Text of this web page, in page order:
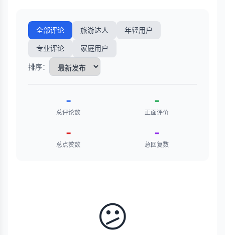
全部评论 旅游达人 年轻用户
专业评论 家庭用户
排序：
-
总评论数
-
正面评价
-
总点赞数
-
总回复数
😕